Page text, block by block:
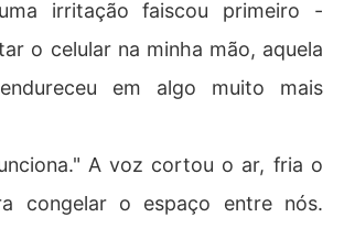
irritação faiscou primeiro -
o celular na minha mão, aquela
em algo muito mais
A voz cortou o ar, fria o
congelar o espaço entre nós.